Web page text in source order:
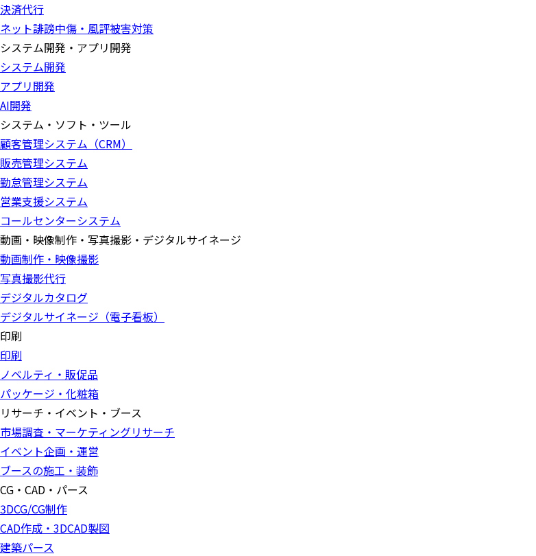
決済代行
ネット誹謗中傷・風評被害対策
システム開発・アプリ開発
システム開発
アプリ開発
AI開発
システム・ソフト・ツール
顧客管理システム（CRM）
販売管理システム
勤怠管理システム
営業支援システム
コールセンターシステム
動画・映像制作・写真撮影・デジタルサイネージ
動画制作・映像撮影
写真撮影代行
デジタルカタログ
デジタルサイネージ（電子看板）
印刷
印刷
ノベルティ・販促品
パッケージ・化粧箱
リサーチ・イベント・ブース
市場調査・マーケティングリサーチ
イベント企画・運営
ブースの施工・装飾
CG・CAD・パース
3DCG/CG制作
CAD作成・3DCAD製図
建築パース